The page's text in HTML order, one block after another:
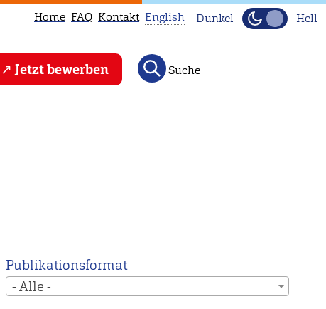
Home FAQ Kontakt
This
page
main
page
English Dunkel Hell
Jetzt bewerben Suche
Publikationsformat
- Alle -